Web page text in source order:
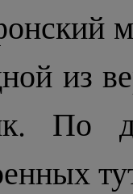
из
По